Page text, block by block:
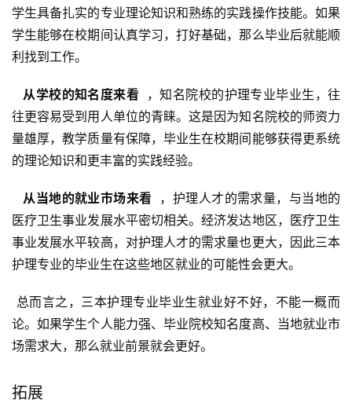
学生具备扎实的专业理论知识和熟练的实践操作技能。如果
学生能够在校期间认真学习，打好基础，那么毕业后就能顺
利找到工作。
  从学校的知名度来看
，知名院校的护理专业毕业生，往
往更容易受到用人单位的青睐。这是因为知名院校的师资力
量雄厚，教学质量有保障，毕业生在校期间能够获得更系统
的理论知识和更丰富的实践经验。
  从当地的就业市场来看
，护理人才的需求量，与当地的
医疗卫生事业发展水平密切相关。经济发达地区，医疗卫生
事业发展水平较高，对护理人才的需求量也更大，因此三本
护理专业的毕业生在这些地区就业的可能性会更大。
论。如果学生个人能力强、毕业院校知名度高、当地就业市
场需求大，那么就业前景就会更好。
拓展